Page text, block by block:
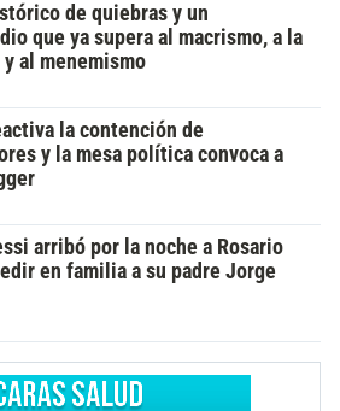
de quiebras y un
que ya supera al macrismo, a la
y al menemismo
la contención de
y la mesa política convoca a
arribó por la noche a Rosario
en familia a su padre Jorge